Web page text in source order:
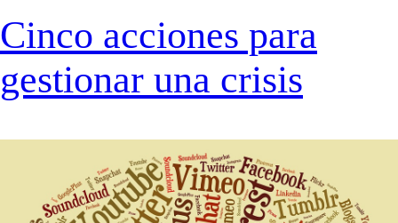
Cinco acciones para
gestionar una crisis